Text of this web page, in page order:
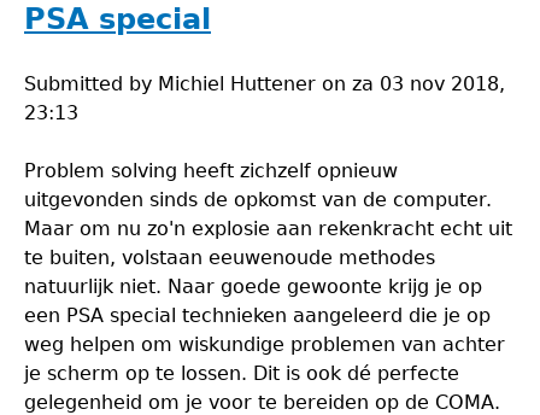
PSA special
Submitted by Michiel Huttener on za 03 nov 2018,
23:13
Problem solving heeft zichzelf opnieuw
uitgevonden sinds de opkomst van de computer.
Maar om nu zo'n explosie aan rekenkracht echt uit
te buiten, volstaan eeuwenoude methodes
natuurlijk niet. Naar goede gewoonte krijg je op
een PSA special technieken aangeleerd die je op
weg helpen om wiskundige problemen van achter
je scherm op te lossen. Dit is ook dé perfecte
gelegenheid om je voor te bereiden op de COMA.